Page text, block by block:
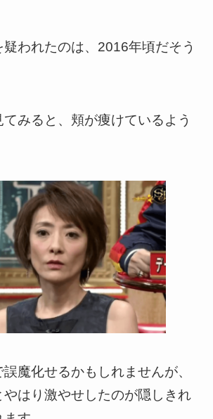
われたのは、2016年頃だそう
みると、頬が痩けているよう
魔化せるかもしれませんが、
やはり激やせしたのが隠しきれ